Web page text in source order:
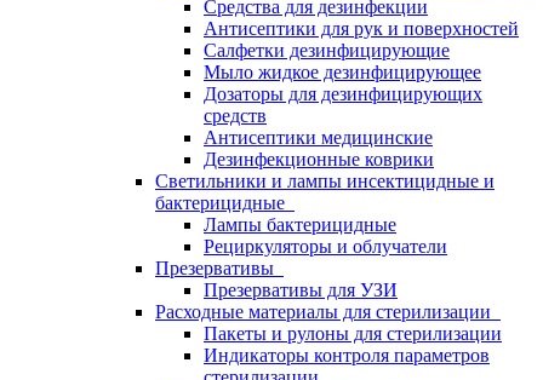
Средства для дезинфекции
Антисептики для рук и поверхностей
Салфетки дезинфицирующие
Мыло жидкое дезинфицирующее
Дозаторы для дезинфицирующих
средств
Антисептики медицинские
Дезинфекционные коврики
Светильники и лампы инсектицидные и
бактерицидные
Лампы бактерицидные
Рециркуляторы и облучатели
Презервативы
Презервативы для УЗИ
Расходные материалы для стерилизации
Пакеты и рулоны для стерилизации
Индикаторы контроля параметров